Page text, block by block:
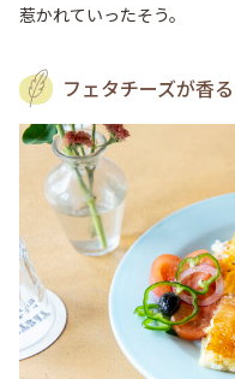
惹かれていったそう。
フェタチーズが香